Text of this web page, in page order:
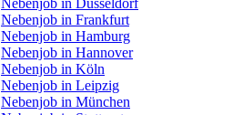
Nebenjob in Düsseldorf
Nebenjob in Frankfurt
Nebenjob in Hamburg
Nebenjob in Hannover
Nebenjob in Köln
Nebenjob in Leipzig
Nebenjob in München